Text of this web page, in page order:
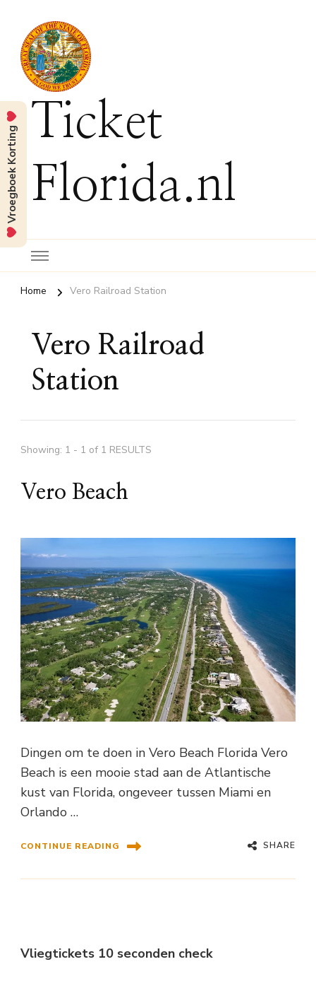
Ticket
Florida.nl
Home Vero Railroad Station
Vero Railroad
Station
Showing: 1 - 1 of 1 RESULTS
Vero Beach
Dingen om te doen in Vero Beach Florida Vero
Beach is een mooie stad aan de Atlantische
kust van Florida, ongeveer tussen Miami en
Orlando …
CONTINUE READING SHARE
Vliegtickets 10 seconden check
Vroegboek Korting